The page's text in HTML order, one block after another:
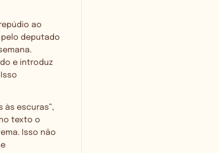
ao
deputado
e introduz
às escuras”,
texto o
Isso não